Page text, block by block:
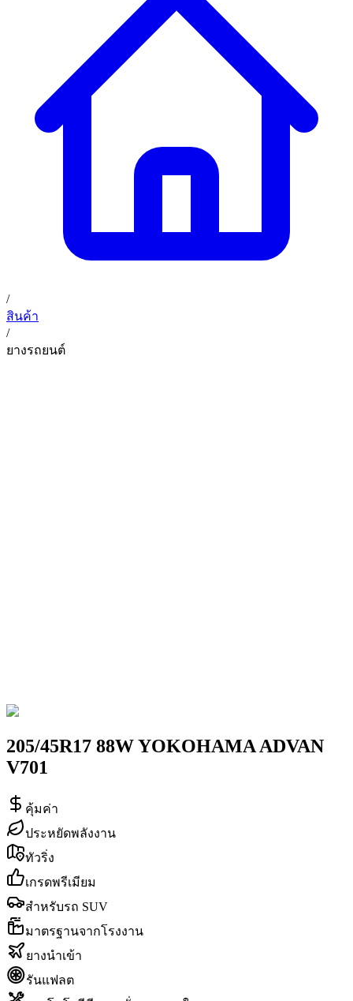
การรับประกันสินค้า
ข่าวสารและโปรโมชั่น
ติดต่อเรา
TH
02 393 3356
ก. เจริญยางยนต์ (บริษัท มิ้งค์ แอนด์ ซีน จำกัด) 2275 ถ.สุขุมวิท
(ระหว่างซอยสุขุมวิท 89/1 - 91) แขวงบางจาก เขตพระโขนง
กรุงเทพมหานคร 10260
ก. เจริญค็อกพิท
อุดมสุข 28 ถนนอุดมสุข แขวงบางนาเหนือ เขตบางนา
/
สินค้า
/
ยางรถยนต์
205/45R17 88W YOKOHAMA ADVAN
V701
คุ้มค่า
ประหยัดพลังงาน
ทัวริ่ง
เกรดพรีเมียม
สำหรับรถ SUV
มาตรฐานจากโรงงาน
ยางนำเข้า
รันแฟลต